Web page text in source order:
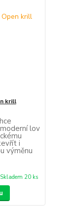
krill
lov
i
výměnu
Skladem 20 ks